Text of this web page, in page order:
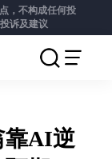
，不构成任何投
投诉及建议
靠AI逆